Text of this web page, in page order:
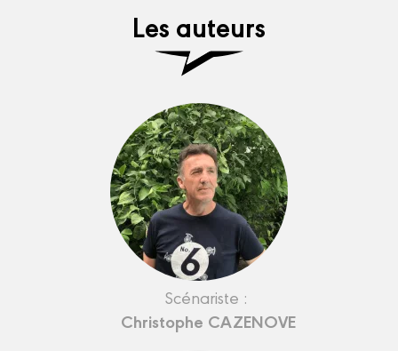
Les auteurs
Scénariste :
Christophe CAZENOVE